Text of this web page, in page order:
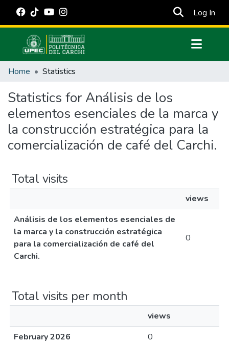
Log In
Communities & Collections
Estadísticas Externas
Manuales
Home Statistics
Statistics for Análisis de los
elementos esenciales de la marca y
la construcción estratégica para la
comercialización de café del Carchi.
Total visits
views
Análisis de los elementos esenciales de
la marca y la construcción estratégica
para la comercialización de café del
Carchi.
0
Total visits per month
views
February 2026
0